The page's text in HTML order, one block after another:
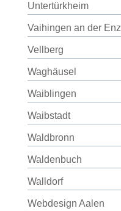
Untertürkheim
Vaihingen an der Enz
Vellberg
Waghäusel
Waiblingen
Waibstadt
Waldbronn
Waldenbuch
Walldorf
Webdesign Aalen